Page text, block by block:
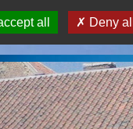
nombreux
all Deny